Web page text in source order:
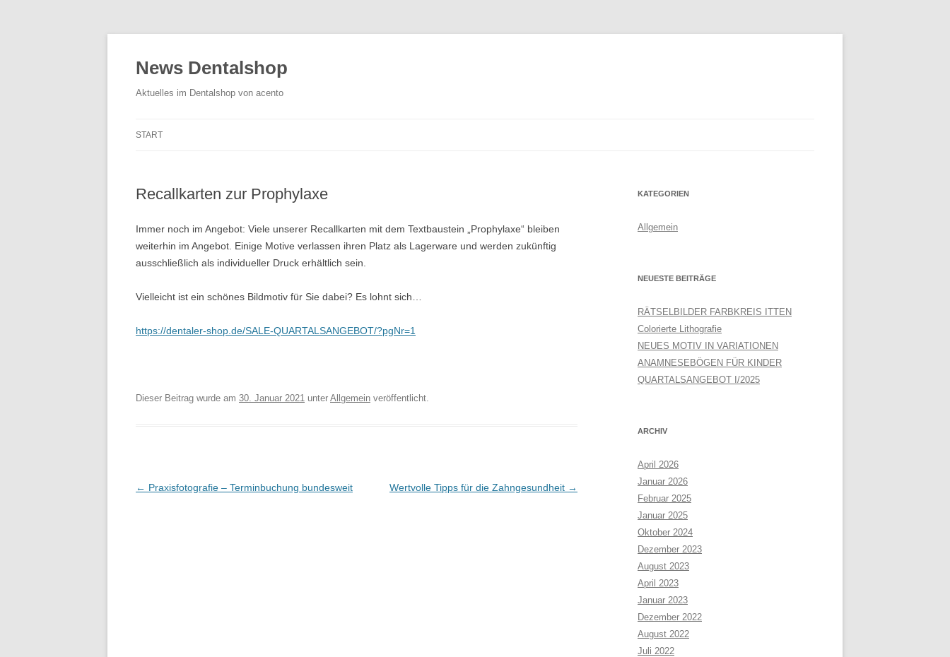
News Dentalshop
Aktuelles im Dentalshop von acento
START
Recallkarten zur Prophylaxe
Immer noch im Angebot: Viele unserer Recallkarten mit dem Textbaustein „Prophylaxe“ bleiben
weiterhin im Angebot. Einige Motive verlassen ihren Platz als Lagerware und werden zukünftig
ausschließlich als individueller Druck erhältlich sein.
Vielleicht ist ein schönes Bildmotiv für Sie dabei? Es lohnt sich…
https://dentaler-shop.de/SALE-QUARTALSANGEBOT/?pgNr=1
Dieser Beitrag wurde am 30. Januar 2021 unter Allgemein veröffentlicht.
Beitrags-
← Praxisfotografie – Terminbuchung bundesweit Wertvolle Tipps für die Zahngesundheit →
KATEGORIEN
Allgemein
NEUESTE BEITRÄGE
RÄTSELBILDER FARBKREIS ITTEN
Colorierte Lithografie
NEUES MOTIV IN VARIATIONEN
ANAMNESEBÖGEN FÜR KINDER
QUARTALSANGEBOT I/2025
ARCHIV
April 2026
Januar 2026
Februar 2025
Januar 2025
Oktober 2024
Dezember 2023
August 2023
April 2023
Januar 2023
Dezember 2022
August 2022
Juli 2022